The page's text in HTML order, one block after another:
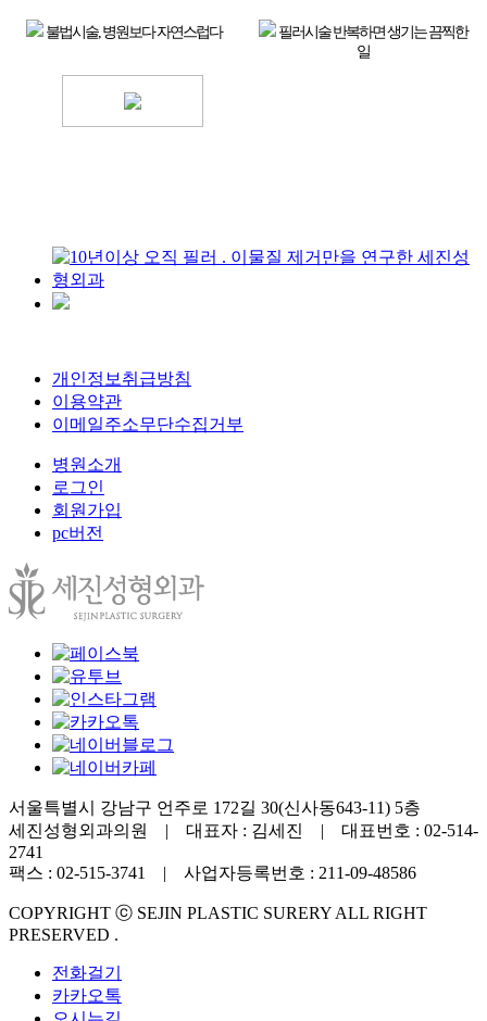
불법시술, 병원보다 자연스럽다
필러시술 반복하면 생기는 끔찍한
일
개인정보취급방침
이용약관
이메일주소무단수집거부
병원소개
로그인
회원가입
pc버전
서울특별시 강남구 언주로 172길 30(신사동643-11) 5층
세진성형외과의원 | 대표자 : 김세진 | 대표번호 : 02-514-
2741
팩스 : 02-515-3741 | 사업자등록번호 : 211-09-48586
COPYRIGHT ⓒ SEJIN PLASTIC SURERY ALL RIGHT
PRESERVED .
전화걸기
카카오톡